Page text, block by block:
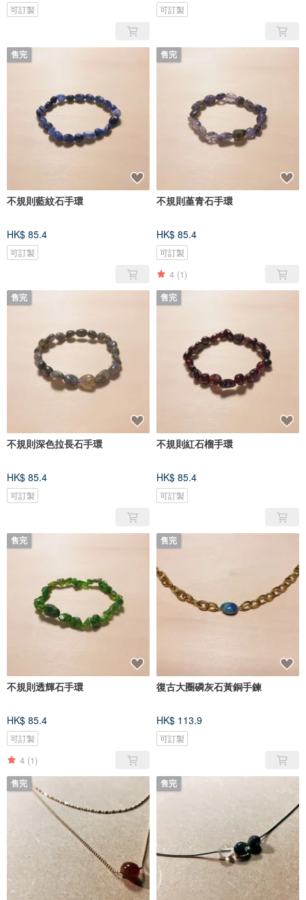
可訂製 可訂製
售完
不規則藍紋石手環
HK$ 85.4
可訂製
售完
不規則堇青石手環
HK$ 85.4
可訂製
4 (1)
售完
不規則深色拉長石手環
HK$ 85.4
可訂製
售完
不規則紅石榴手環
HK$ 85.4
可訂製
售完
不規則透輝石手環
HK$ 85.4
可訂製
4 (1)
售完
復古大圈磷灰石黃銅手鍊
HK$ 113.9
可訂製
售完 售完